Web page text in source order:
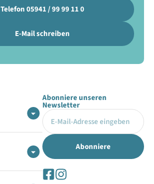
Telefon 05941 / 99 99 11 0
E-Mail schreiben
Abonniere unseren
Newsletter